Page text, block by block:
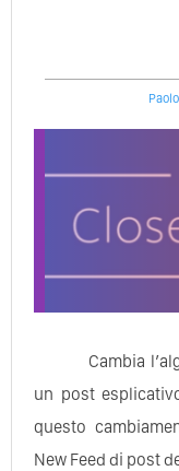
Cambia
un post
questo
New Feed di post